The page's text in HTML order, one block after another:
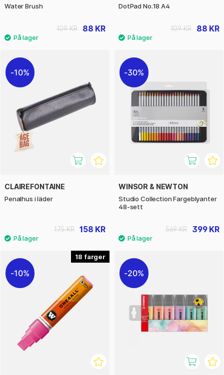
Water Brush
88 KR
109 KR
DotPad No.18 A4
88 KR
109 KR
10%
CLAIREFONTAINE
Penalhus i läder
158 KR
175 KR
30%
WINSOR & NEWTON
Studio Collection Fargeblyanter
48-sett
399 KR
569 KR
18
10% 20%